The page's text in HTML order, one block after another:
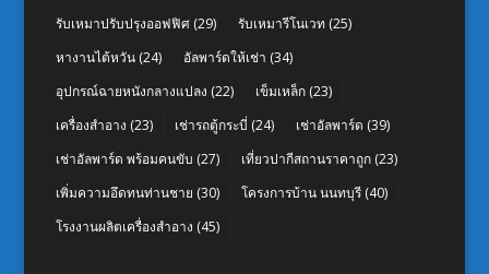
รับเหมาปรับปรุงออฟฟิศ(29) รับเหมารีโนเวท (25)
หางานไต้หวัน(24) อัลพาร์ดให้เช่า (34)
อุปกรณ์ฉายหนังกลางแปลง (22) เข็มเหล็ก(23)
เครื่องสำอาง (23) เช่ารถตู้กระบี่ (24) เช่าอัลพาร์ด (39)
เช่าอัลพาร์ด พร้อมคนขับ (27) เที่ยวปากีสถานราคาถูก(23)
เพิ่มความอึดทนท่านชาย (30) โครงการบ้าน นนทบุรี(40)
โรงงานผลิตเครื่องสำอาง (45)